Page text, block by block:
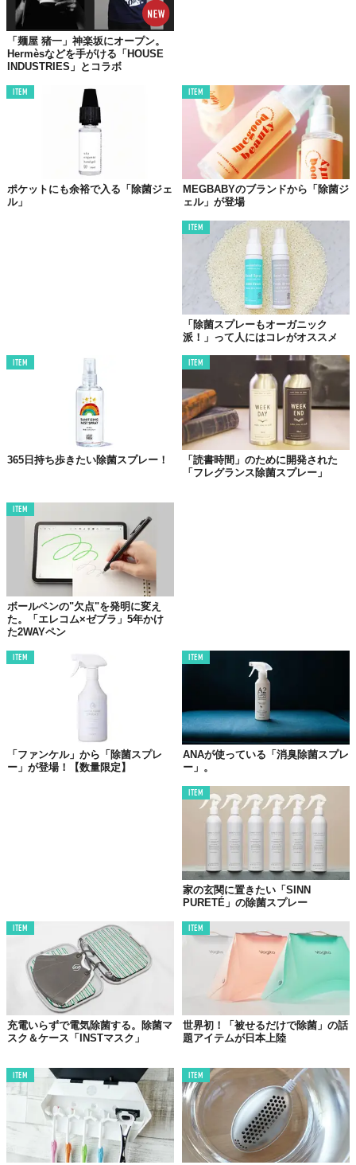
手指の消毒をしながら、アロマに癒されたい
©株式会社シロ
『ハンドリフレッシングジェル 80』（全2種）200mL 2800円＋税
『ハンドリフレッシングジェル 80』はハンドリフレッシュナーの
ジェル版。アルコール配合量も、チョイスできる香りも同様で
れ、なめらかな使用感が特徴です。かといってベタつき感は一切
なし。乾燥が気になる方はこっちの方がいいかも。
両アイテムとも、 SHIROのオンラインストア
のお供にどうぞ。
この世界は、もっと広いはずだ。
「麺屋 猪一」神楽坂にオープン。
Hermèsなどを手がける「HOUSE
INDUSTRIES」とコラボ
ITEM
ポケットにも余裕で入る「除菌ジェ
ル」
ITEM
MEGBABYのブランドから「除菌ジ
ェル」が登場
ITEM
「除菌スプレーもオーガニック
派！」って人にはコレがオススメ
ITEM
365日持ち歩きたい除菌スプレー！
ITEM
「読書時間」のために開発された
「フレグランス除菌スプレー」
ITEM
ボールペンの"欠点"を発明に変え
た。「エレコム×ゼブラ」5年かけ
た2WAYペン
ITEM
「ファンケル」から「除菌スプレ
ー」が登場！【数量限定】
ITEM
ANAが使っている「消臭除菌スプレ
ー」。
ITEM
家の玄関に置きたい「SINN
PURETÉ」の除菌スプレー
ITEM
充電いらずで電気除菌する。除菌マ
スク＆ケース「INSTマスク」
ITEM
世界初！「被せるだけで除菌」の話
題アイテムが日本上陸
ITEM ITEM